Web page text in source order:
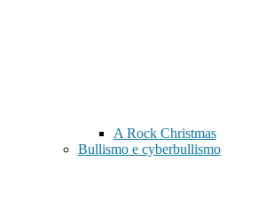
A Rock Christmas
Bullismo e cyberbullismo